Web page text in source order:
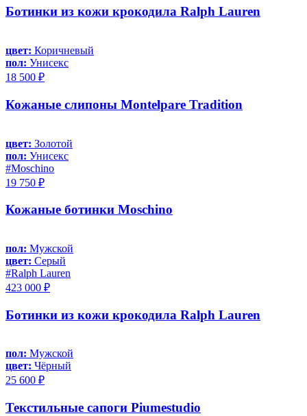
Ботинки из кожи крокодила Ralph Lauren
цвет: Коричневый
пол: Унисекс
18 500 ₽
Кожаные слипоны Montelpare Tradition
цвет: Золотой
пол: Унисекс
#Moschino
19 750 ₽
Кожаные ботинки Moschino
пол: Мужской
цвет: Серый
#Ralph Lauren
423 000 ₽
Ботинки из кожи крокодила Ralph Lauren
пол: Мужской
цвет: Чёрный
25 600 ₽
Текстильные сапоги Piumestudio